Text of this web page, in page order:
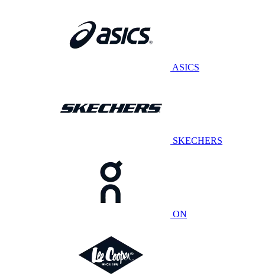
ASICS
SKECHERS
ON